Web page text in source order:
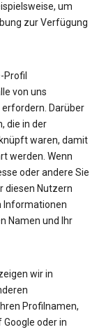
um
zur Verfügung
Profil
von uns
erfordern. Darüber
die in der
waren, damit
werden. Wenn
oder andere Sie
diesen Nutzern
Informationen
Namen und Ihr
wir in
Profilnamen,
Google oder in